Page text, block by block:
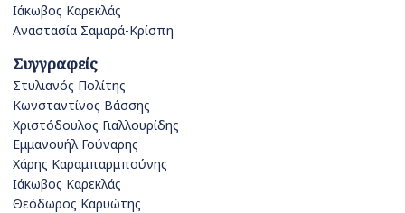
Ιάκωβος Καρεκλάς
Αναστασία Σαμαρά-Κρίσπη
Συγγραφείς
Στυλιανός Πολίτης
Κωνσταντίνος Βάσσης
Χριστόδουλος Γιαλλουρίδης
Εμμανουήλ Γούναρης
Χάρης Καραμπαρμπούνης
Ιάκωβος Καρεκλάς
Θεόδωρος Καρυώτης